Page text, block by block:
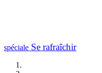
spéciale Se rafraîchir